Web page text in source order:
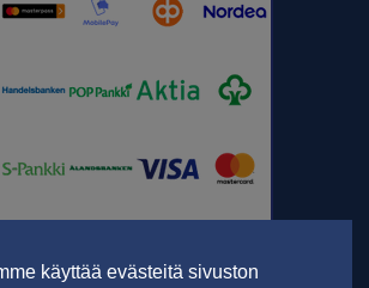
käyttää evästeitä sivuston